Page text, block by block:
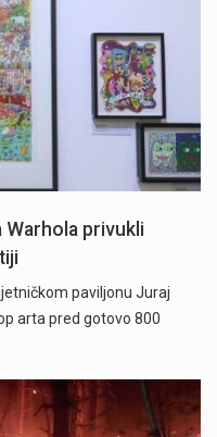
Warhola privukli
paviljonu Juraj
arta pred gotovo 800